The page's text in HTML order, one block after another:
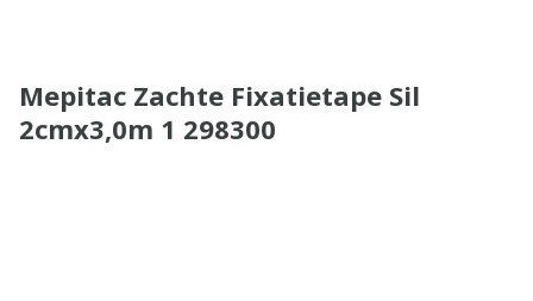
Mepitac Zachte Fixatietape Sil
2cmx3,0m 1 298300